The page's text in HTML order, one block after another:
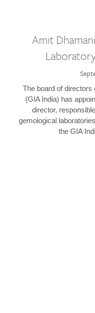
Amit
The board of directors
(GIA India) has
director,
gemological
the GIA